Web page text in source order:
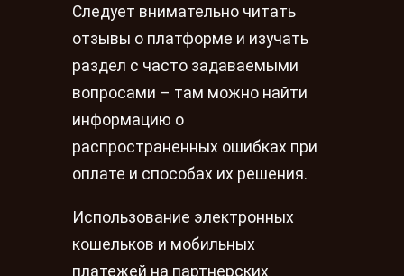
Следует внимательно читать
отзывы о платформе и изучать
раздел с часто задаваемыми
вопросами – там можно найти
информацию о
распространенных ошибках при
оплате и способах их решения.
Использование электронных
кошельков и мобильных
платежей на партнерских